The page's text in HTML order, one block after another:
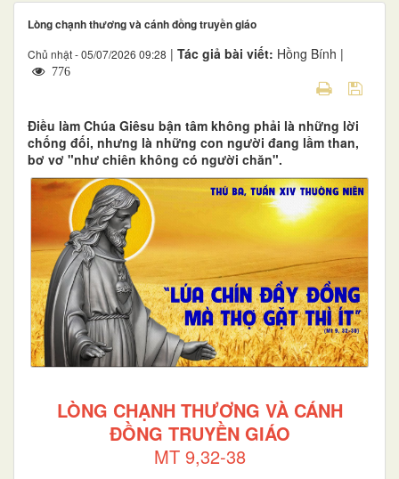
Lòng chạnh thương và cánh đồng truyền giáo
Chủ nhật - 05/07/2026 09:28 | Tác giả bài viết: Hồng Bính |
776
Điều làm Chúa Giêsu bận tâm không phải là những lời
chống đối, nhưng là những con người đang lầm than,
bơ vơ "như chiên không có người chăn".
LÒNG CHẠNH THƯƠNG VÀ CÁNH
ĐỒNG TRUYỀN GIÁO
MT 9,32-38